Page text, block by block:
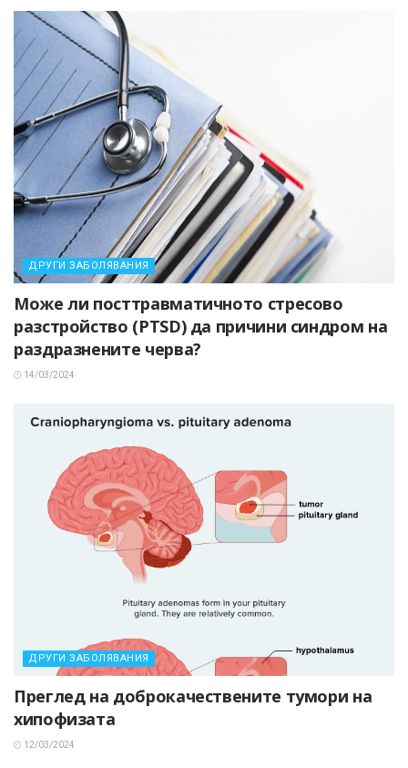
ДРУГИ ЗАБОЛЯВАНИЯ
Може ли посттравматичното стресово
разстройство (PTSD) да причини синдром на
раздразнените черва?
14/03/2024
ДРУГИ ЗАБОЛЯВАНИЯ
Преглед на доброкачествените тумори на
хипофизата
12/03/2024